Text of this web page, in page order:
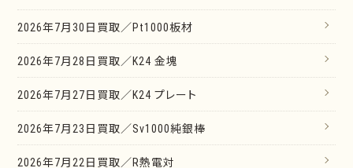
2026年7月30日買取／Pt1000板材
2026年7月28日買取／K24 金塊
2026年7月27日買取／K24 プレート
2026年7月23日買取／Sv1000純銀棒
2026年7月22日買取／R熱電対